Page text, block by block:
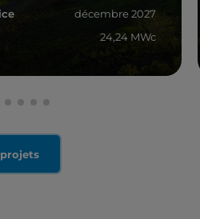
décembre 2027
24,24 MWc